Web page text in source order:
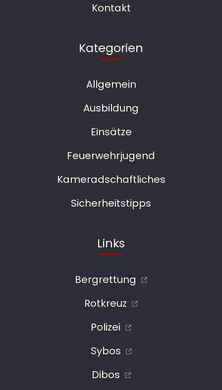
Kontakt
Kategorien
Allgemein
Ausbildung
Einsätze
Feuerwehrjugend
Kameradschaftliches
Sicherheitstipps
Links
Bergrettung
Rotkreuz
Polizei
Sybos
Dibos